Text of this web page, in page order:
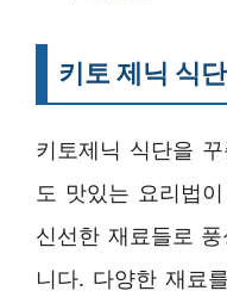
키토 제닉 식
키토제닉 식단을
도 맛있는 요리법
신선한 재료들로
니다. 다양한 재료